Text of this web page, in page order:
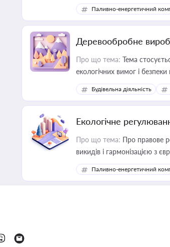
інфраструктурних проєктів
Паливно-енергетичний
Деревообробне
Про що тема: Тема
екологічних вимог і
Будівельна діяльність
Екологічне
Про що тема: Про правове
викидів і гармонізацією з
Паливно-енергетичний